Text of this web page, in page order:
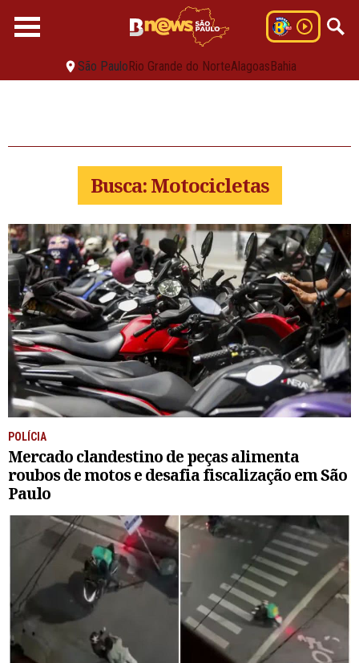
São PauloRio Grande do NorteAlagoasBahia
Busca: Motocicletas
POLÍCIA
Mercado clandestino de peças alimenta
roubos de motos e desafia fiscalização em São
Paulo